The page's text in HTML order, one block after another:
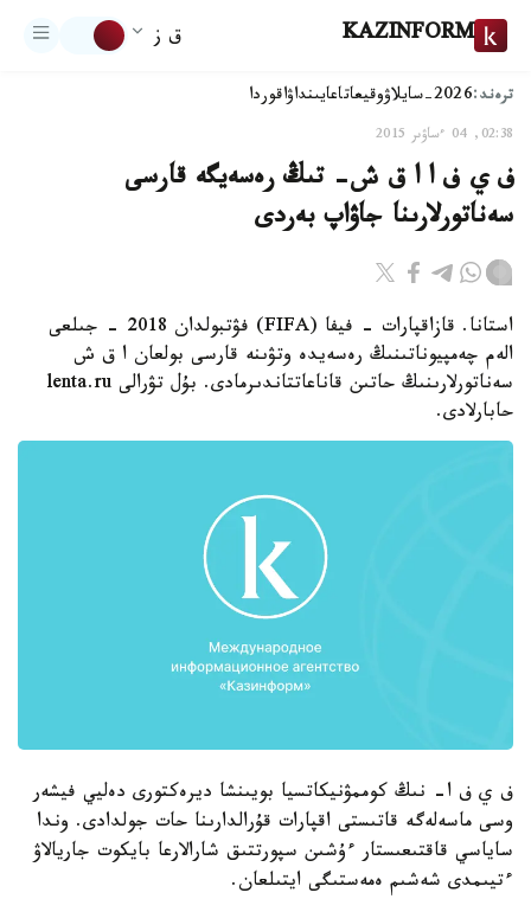
KAZINFORM ق ز
ترەند:2026-سايلاۋ وقيعاتاعايىنداۋاقوردا
02:38, 04 ءساۋىر 2015
ف ي ف ا ا ق ش- تىڭ رەسەيگە قارسى
سەناتورلارىنا جاۋاپ بەردى
استانا. قازاقپارات - فيفا (FIFA) فۋتبولدان 2018 - جىلعى
الەم چەمپيوناتىنىڭ رەسەيدە وتۋىنە قارسى بولعان ا ق ش
سەناتورلارىنىڭ حاتىن قاناعاتتاندىرمادى. بۇل تۋرالى lenta.ru
حابارلادى.
ف ي ف ا- نىڭ كوممۋنيكاتسيا بويىنشا ديرەكتورى دەليي فيشەر
وسى ماسەلەگە قاتىستى اقپارات قۇرالدارىنا حات جولدادى. وندا
ساياسي قاقتىعىستار ءۇشىن سپورتتىق شارالارعا بايكوت جاريالاۋ
ءتيىمدى شەشىم ەمەستىگى ايتىلعان.